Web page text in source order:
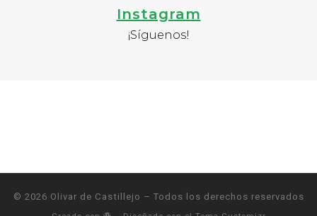
Instagram
¡Síguenos!
© 2026 Olivar de Castillejo – Todos los derechos reservados